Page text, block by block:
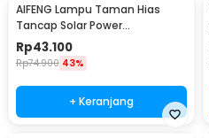
AIFENG Lampu Taman Hias
Tancap Solar Power
Waterproof Cool White -
EM320
Rp43.100
Rp74.900 43%
+ Keranjang